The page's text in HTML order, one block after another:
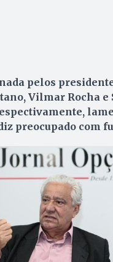
pelos
Vilmar Rocha e
preocupado com